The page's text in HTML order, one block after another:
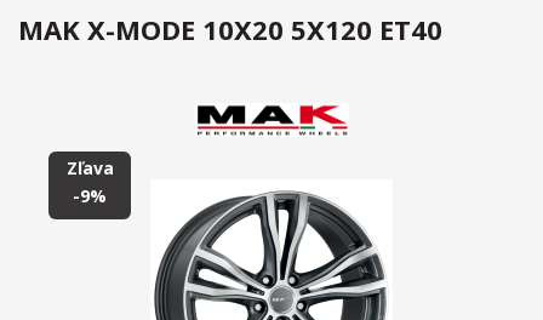
MAK X-MODE 10X20 5X120 ET40
Zľava
-9%